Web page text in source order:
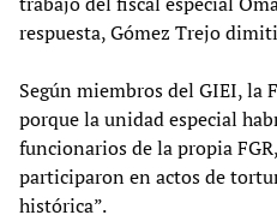
respuesta, Gómez Trejo
Según miembros del GIEI, la
porque la unidad especial
funcionarios de la propia
participaron en actos de
histórica”.